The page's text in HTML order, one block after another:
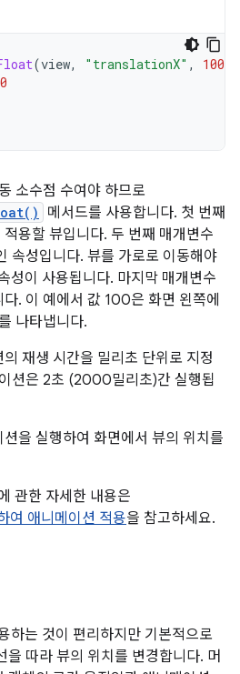
(view, "translationX" , 100f
소수점 수여야 하므로
메서드를 사용합니다. 첫 번째
용할 뷰입니다. 두 번째 매개변수
속성입니다. 뷰를 가로로 이동해야
성이 사용됩니다. 마지막 매개변수
. 이 예에서 값 100은 화면 왼쪽에
나타냅니다.
재생 시간을 밀리초 단위로 지정
션은 2초 (2000밀리초)간 실행됩
을 실행하여 화면에서 뷰의 위치를
관한 자세한 내용은
애니메이션 적용을 참고하세요.
하는 것이 편리하지만 기본적으로
을 따라 뷰의 위치를 변경합니다. 머